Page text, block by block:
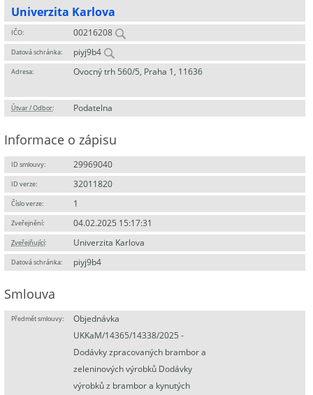
Univerzita Karlova
IČO: 00216208
Datová schránka: piyj9b4
Adresa: Ovocný trh 560/5, Praha 1, 11636
Útvar / Odbor: Podatelna
Informace o zápisu
ID smlouvy: 29969040
ID verze: 32011820
Číslo verze: 1
Zveřejnění: 04.02.2025 15:17:31
Zveřejňující: Univerzita Karlova
Datová schránka: piyj9b4
Smlouva
Předmět smlouvy:
Objednávka
UKKaM/14365/14338/2025 -
Dodávky zpracovaných brambor a
zeleninových výrobků Dodávky
výrobků z brambor a kynutých